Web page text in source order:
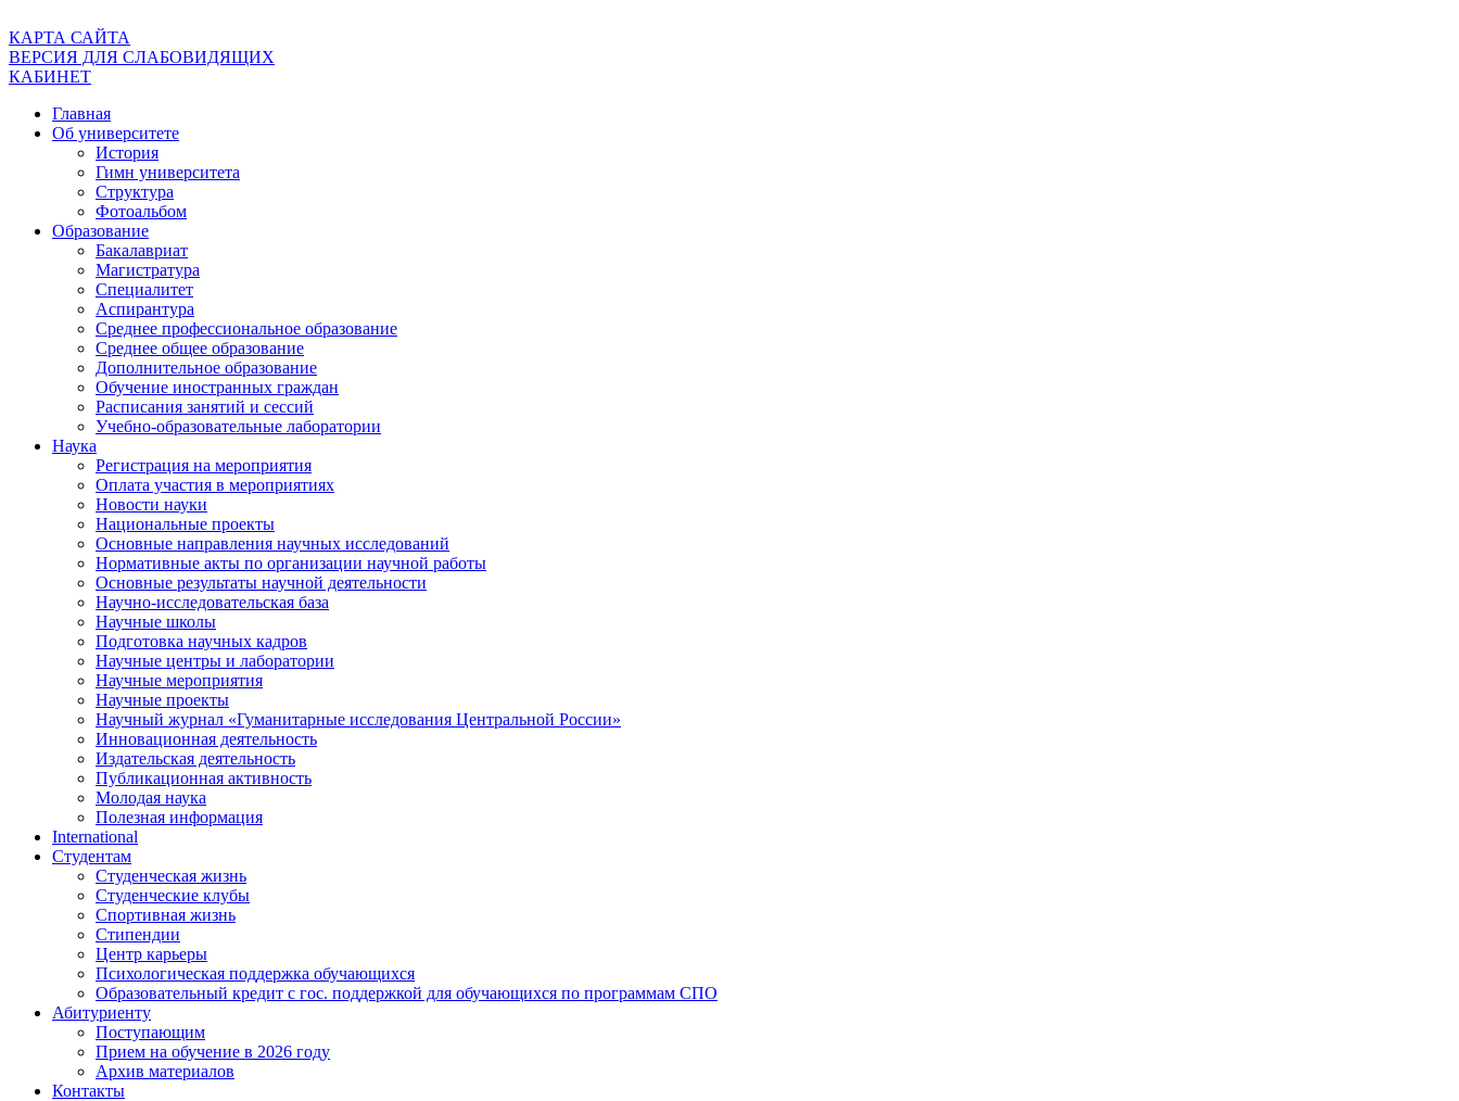
КАРТА САЙТА
ВЕРСИЯ ДЛЯ СЛАБОВИДЯЩИХ
КАБИНЕТ
Главная
Об университете
История
Гимн университета
Структура
Фотоальбом
Образование
Бакалавриат
Магистратура
Специалитет
Аспирантура
Среднее профессиональное образование
Среднее общее образование
Дополнительное образование
Обучение иностранных граждан
Расписания занятий и сессий
Учебно-образовательные лаборатории
Наука
Регистрация на мероприятия
Оплата участия в мероприятиях
Новости науки
Национальные проекты
Основные направления научных исследований
Нормативные акты по организации научной работы
Основные результаты научной деятельности
Научно-исследовательская база
Научные школы
Подготовка научных кадров
Научные центры и лаборатории
Научные мероприятия
Научные проекты
Научный журнал «Гуманитарные исследования Центральной России»
Инновационная деятельность
Издательская деятельность
Публикационная активность
Молодая наука
Полезная информация
International
Студентам
Студенческая жизнь
Студенческие клубы
Спортивная жизнь
Стипендии
Центр карьеры
Психологическая поддержка обучающихся
Образовательный кредит с гос. поддержкой для обучающихся по программам СПО
Абитуриенту
Поступающим
Прием на обучение в 2026 году
Архив материалов
Контакты